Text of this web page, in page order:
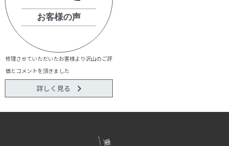
お客様の声
修理させていただいたお客様より沢山のご評
価とコメントを頂きました
詳しく見る